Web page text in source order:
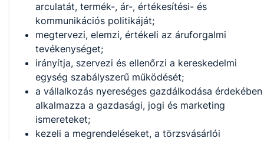
arculatát, termék-, ár-, értékesítési- és
kommunikációs politikáját;
megtervezi, elemzi, értékeli az áruforgalmi
tevékenységet;
irányítja, szervezi és ellenőrzi a kereskedelmi
egység szabályszerű működését;
a vállalkozás nyereséges gazdálkodása érdekében
alkalmazza a gazdasági, jogi és marketing
ismereteket;
kezeli a megrendeléseket, a törzsvásárlói